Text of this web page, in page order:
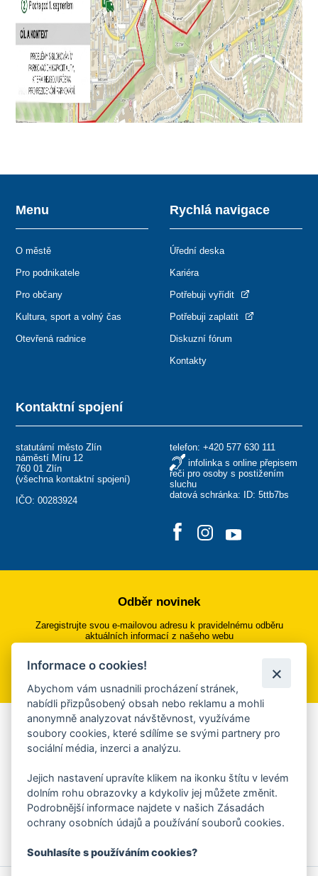
Kontaktní spojení
statutární město Zlín
náměstí Míru 12
760 01 Zlín
(všechna kontaktní spojení)
IČO: 00283924
telefon: +420 577 630 111
infolinka s online přepisem
řeči pro osoby s postižením
sluchu
datová schránka: ID: 5ttb7bs
Menu
O městě
Pro podnikatele
Pro občany
Kultura, sport a volný čas
Otevřená radnice
Rychlá navigace
Úřední deska
Kariéra
Potřebuji vyřídit
Potřebuji zaplatit
Diskuzní fórum
Kontakty
Odběr novinek
Zaregistrujte svou e-mailovou adresu k pravidelnému odběru
aktuálních informací z našeho webu
Přihlásit se k odběru
Aplikace Mobilní rozhlas
Chcete dostávat do svého mobilu či mailu upozornění na
ankety, pozvánky na kulturní a sportovní akce?
Více informací o aplikaci
Informace o cookies!
Abychom vám usnadnili procházení stránek,
nabídli přizpůsobený obsah nebo reklamu a mohli
anonymně analyzovat návštěvnost, využíváme
soubory cookies, které sdílíme se svými partnery pro
sociální média, inzerci a analýzu.
Jejich nastavení upravíte klikem na ikonku štítu v levém
dolním rohu obrazovky a kdykoliv jej můžete změnit.
Podrobnější informace najdete v našich Zásadách
ochrany osobních údajů a používání souborů cookies.
Souhlasíte s používáním cookies?